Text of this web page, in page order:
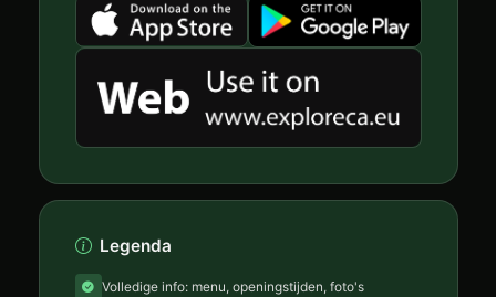
Legenda
Volledige info: menu, openingstijden, foto's